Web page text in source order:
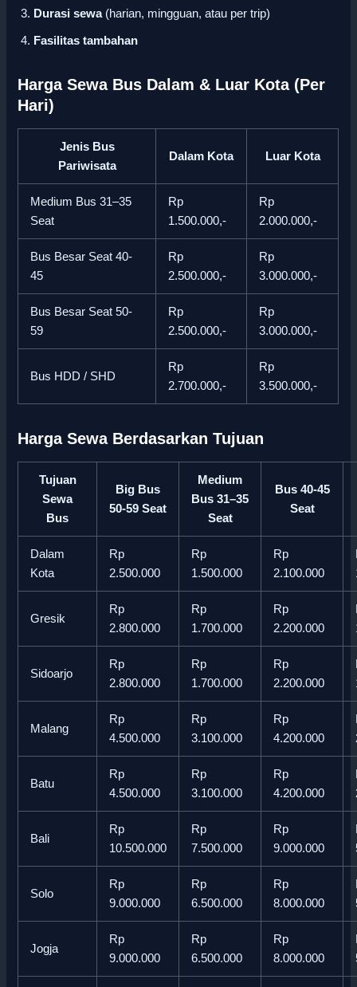
Durasi sewa(harian, mingguan, atau per trip)
Fasilitas tambahan
Harga Sewa Bus Dalam & Luar Kota (Per
Hari)
Jenis Bus
Pariwisata
Dalam Kota Luar Kota
Medium Bus 31–35
Seat
Rp
1.500.000,-
Rp
2.000.000,-
Bus Besar Seat 40-
45
Rp
2.500.000,-
Rp
3.000.000,-
Bus Besar Seat 50-
59
Rp
2.500.000,-
Rp
3.000.000,-
Bus HDD / SHD
Rp
2.700.000,-
Rp
3.500.000,-
Harga Sewa Berdasarkan Tujuan
Tujuan
Sewa
Bus
Big Bus
50-59 Seat
Medium
Bus 31–35
Seat
Bus 40-45
Seat
Dalam
Kota
Rp
2.500.000
Rp
1.500.000
Rp
2.100.000
Gresik
Rp
2.800.000
Rp
1.700.000
Rp
2.200.000
Sidoarjo
Rp
2.800.000
Rp
1.700.000
Rp
2.200.000
Malang
Rp
4.500.000
Rp
3.100.000
Rp
4.200.000
Batu
Rp
4.500.000
Rp
3.100.000
Rp
4.200.000
Bali
Rp
10.500.000
Rp
7.500.000
Rp
9.000.000
Solo
Rp
9.000.000
Rp
6.500.000
Rp
8.000.000
Jogja
Rp
9.000.000
Rp
6.500.000
Rp
8.000.000